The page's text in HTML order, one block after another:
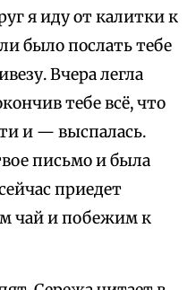
я иду от калитки к
было послать тебе
Вчера легла
тебе всё, что
и — выспалась.
письмо и была
приедет
чай и побежим к